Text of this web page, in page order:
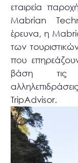
εταιρεία
Mabrian
έρευνα, η
των
που
βάση τις
TripAdvisor.